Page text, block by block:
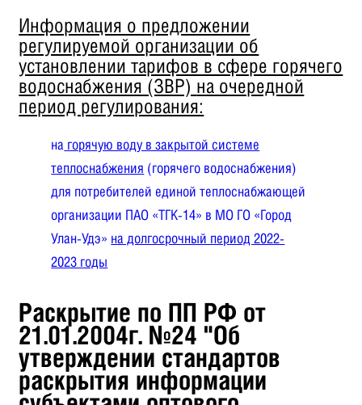
Информация о предложении
регулируемой организации об
установлении тарифов в сфере горячего
водоснабжения (ЗВР) на очередной
период регулирования:
на горячую воду в закрытой системе
теплоснабжения (горячего водоснабжения)
для потребителей единой теплоснабжающей
организации ПАО «ТГК-14» в МО ГО «Город
Улан-Удэ» на долгосрочный период 2022-
2023 годы
Раскрытие по ПП РФ от
21.01.2004г. №24 "Об
утверждении стандартов
раскрытия информации